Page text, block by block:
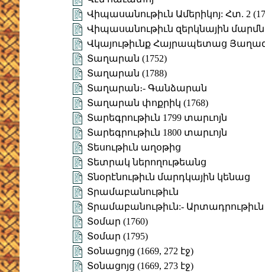
Վիպասանութիւն Ամերիկոյ: Հտ. 2
Վիպասանութիւն զերկնային
Վկայութիւնք Հայրապետաց
Տաղարան (1752)
Տաղարան (1788)
Տաղարան։- Գանձարան
Տաղարան փոքրիկ (1768)
Տարեգրութիւն 1799 տարւոյն
Տարեգրութիւն 1800 տարւոյն
Տեսութիւն աղօթից
Տետրակ ներողութեանց
Տնօրէնութիւն մարդկային կենաց
Տրամաբանութիւն
Տրամաբանութիւն:-
Տօմար (1760)
Տօմար (1795)
Տօնացոյց (1669, 272 էջ)
Տօնացոյց (1669, 273 էջ)